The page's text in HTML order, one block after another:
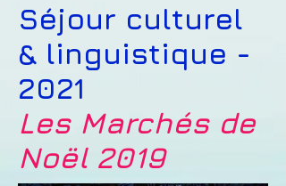
Séjour culturel
& linguistique -
2021
Les Marchés de
Noël 2019